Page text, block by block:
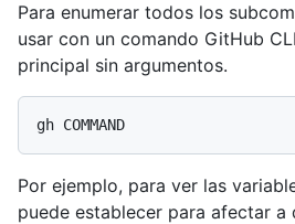
Para enumerar todos los
usar con un comando GitHub
principal sin argumentos.
Por ejemplo, para ver las
puede establecer para afectar a